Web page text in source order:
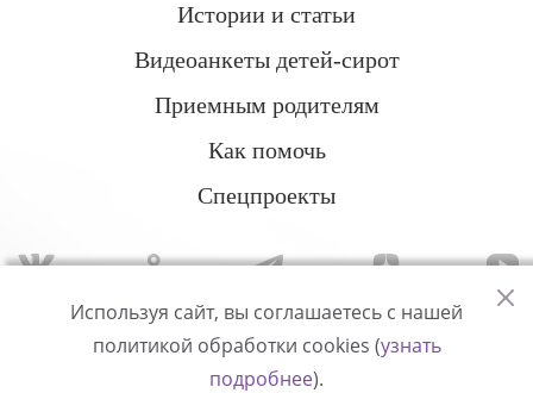
Истории и статьи
Видеоанкеты детей-сирот
Приемным родителям
Как помочь
Спецпроекты
Политика конфиденциальности
Используя сайт, вы соглашаетесь с нашей
политикой обработки cookies (узнать
подробнее).